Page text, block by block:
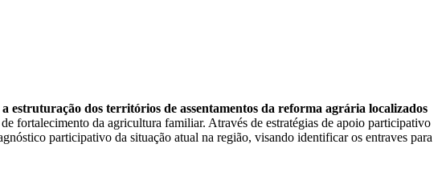
dos territórios de assentamentos da reforma agrária localizados
fortalecimento da agricultura familiar. Através de estratégias de apoio participativo
participativo da situação atual na região, visando identificar os entraves para